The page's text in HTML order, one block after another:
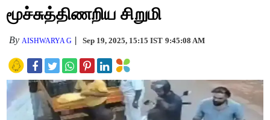
மூச்சுத்திணறிய சிறுமி
By AISHWARYA G Sep 19, 2025, 15:15 IST 9:45:08 AM